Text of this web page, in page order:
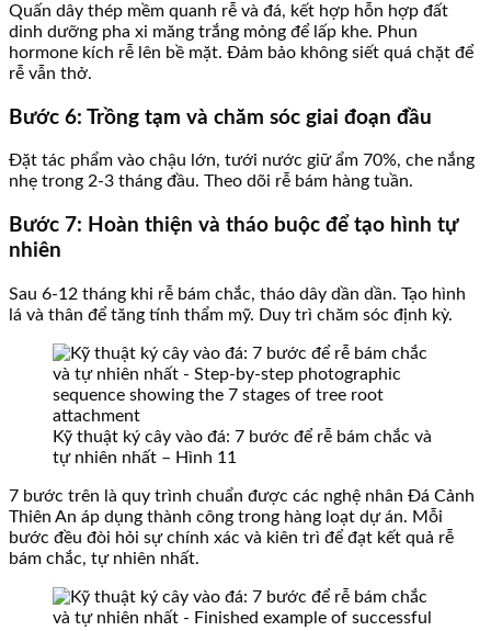
Quấn dây thép mềm quanh rễ và đá, kết hợp hỗn hợp đất
dinh dưỡng pha xi măng trắng mỏng để lấp khe. Phun
hormone kích rễ lên bề mặt. Đảm bảo không siết quá chặt để
rễ vẫn thở.
Bước 6: Trồng tạm và chăm sóc giai đoạn đầu
Đặt tác phẩm vào chậu lớn, tưới nước giữ ẩm 70%, che nắng
nhẹ trong 2-3 tháng đầu. Theo dõi rễ bám hàng tuần.
Bước 7: Hoàn thiện và tháo buộc để tạo hình tự
nhiên
Sau 6-12 tháng khi rễ bám chắc, tháo dây dần dần. Tạo hình
lá và thân để tăng tính thẩm mỹ. Duy trì chăm sóc định kỳ.
Kỹ thuật ký cây vào đá: 7 bước để rễ bám chắc và
tự nhiên nhất – Hình 11
7 bước trên là quy trình chuẩn được các nghệ nhân Đá Cảnh
Thiên An áp dụng thành công trong hàng loạt dự án. Mỗi
bước đều đòi hỏi sự chính xác và kiên trì để đạt kết quả rễ
bám chắc, tự nhiên nhất.